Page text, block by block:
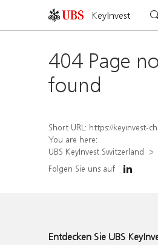
KeyInvest
404 Page
found
Short URL: https://keyinvest-ch.ubs.com/produkt/
You are here:
UBS KeyInvest Switzerland
Folgen Sie uns auf
Entdecken Sie UBS